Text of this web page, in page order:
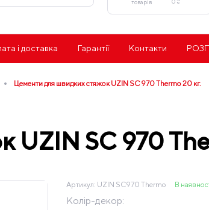
товарів
і доставка Гарантії Контакти
• Цементи для швидких стяжок UZIN SC 970 Thermo 20 кг.
UZIN SC 970
Артикул: UZIN SC970 Thermo В
Колір-декор: